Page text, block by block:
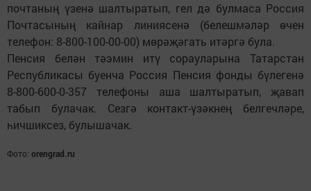
почтаның үзенә шалтыратып, гел дә булмаса Россия
Почтасының кайнар линиясенә (белешмәләр өчен
телефон: 8-800-100-00-00) мөрәҗәгать итәргә була.
Пенсия белән тәэмин итү сорауларына Татарстан
Республикасы буенча Россия Пенсия фонды бүлегенә
8-800-600-0-357 телефоны аша шалтыратып, җавап
табып булачак. Сезгә контакт-үзәкнең белгечләре,
һичшиксез, булышачак.
Фото: orengrad.ru